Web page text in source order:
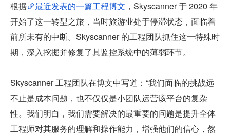
根据 最近发表的一篇工程博文 ，Skyscanner 于 2020 年
开始了这一转型之旅，当时旅游业处于停滞状态，面临着
前所未有的中断。Skyscanner 的工程团队抓住这一特殊时
期，深入挖掘并修复了其监控系统中的薄弱环节。
Skyscanner 工程团队在博文中写道：“我们面临的挑战远
不止是成本问题，也不仅仅是小团队运营该平台的复杂
性。我们明白，我们需要解决的最重要的问题是提升全体
工程师对其服务的理解和操作能力，增强他们的信心，然